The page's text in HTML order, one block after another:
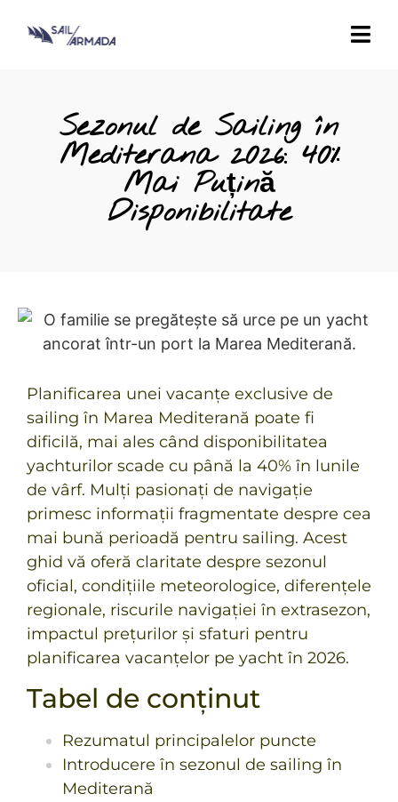
Sezonul de Sailing în
Mediterana 2026: 40%
Mai Puțină
Disponibilitate
Planificarea unei vacanțe exclusive de
sailing în Marea Mediterană poate fi
dificilă, mai ales când disponibilitatea
yachturilor scade cu până la 40% în lunile
de vârf. Mulți pasionați de navigație
primesc informații fragmentate despre cea
mai bună perioadă pentru sailing. Acest
ghid vă oferă claritate despre sezonul
oficial, condițiile meteorologice, diferențele
regionale, riscurile navigației în extrasezon,
impactul prețurilor și sfaturi pentru
planificarea vacanțelor pe yacht în 2026.
Tabel de conținut
Rezumatul principalelor puncte
Introducere în sezonul de sailing în
Mediterană